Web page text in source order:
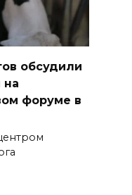
обсудили
на
форуме в